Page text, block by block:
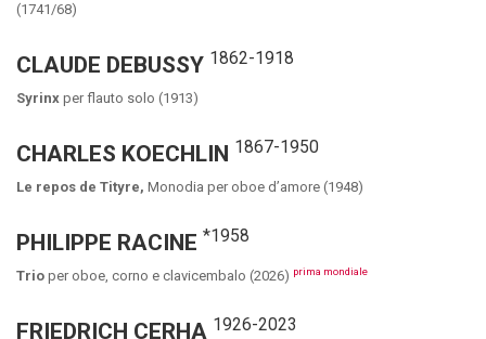
(1741/68)
CLAUDE DEBUSSY 1862-1918
Syrinx per flauto solo (1913)
CHARLES KOECHLIN 1867-1950
Le repos de Tityre, Monodia per oboe d’amore (1948)
PHILIPPE RACINE *1958
Trio per oboe, corno e clavicembalo (2026) prima mondiale
FRIEDRICH CERHA 1926-2023